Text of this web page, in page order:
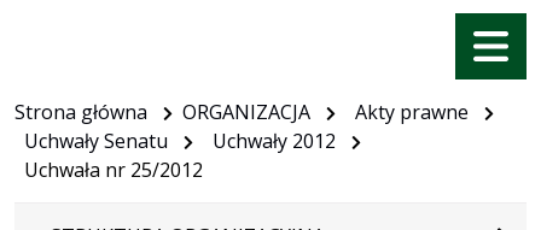
Menu
Strona główna ORGANIZACJA
Akty prawne
Uchwały Senatu
Uchwały 2012
Uchwała nr 25/2012